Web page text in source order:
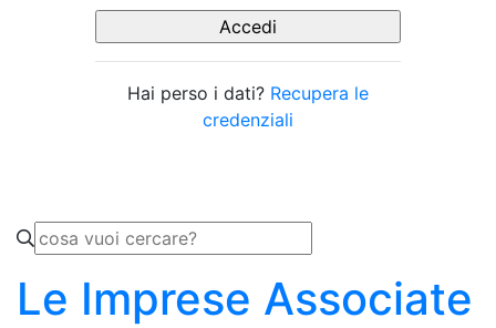
Hai perso i dati? Recupera le
credenziali
Le Imprese Associate